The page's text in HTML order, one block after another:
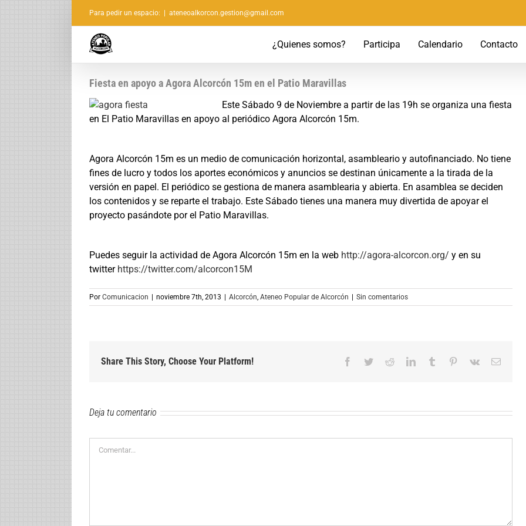
Saltar
al
contenido
Para pedir un espacio: ateneoalkorcon.gestion@gmail.com
¿Quienes somos? Participa Calendario Contacto
Fiesta en apoyo a Agora Alcorcón 15m en el Patio Maravillas
Este Sábado 9 de Noviembre a partir de las 19h se organiza una fiesta
en El Patio Maravillas en apoyo al periódico Agora Alcorcón 15m.
Agora Alcorcón 15m es un medio de comunicación horizontal, asambleario y autofinanciado. No tiene
fines de lucro y todos los aportes económicos y anuncios se destinan únicamente a la tirada de la
versión en papel. El periódico se gestiona de manera asamblearia y abierta. En asamblea se deciden
los contenidos y se reparte el trabajo. Este Sábado tienes una manera muy divertida de apoyar el
proyecto pasándote por el Patio Maravillas.
Puedes seguir la actividad de Agora Alcorcón 15m en la web http://agora-alcorcon.org/ y en su
twitter https://twitter.com/alcorcon15M
Por Comunicacion noviembre 7th, 2013 Alcorcón, Ateneo Popular de Alcorcón Sin comentarios
Share This Story, Choose Your Platform! Facebook
TwitterRedditLinkedInTumblr Pinterest
Vk
Correo
Deja tu comentario